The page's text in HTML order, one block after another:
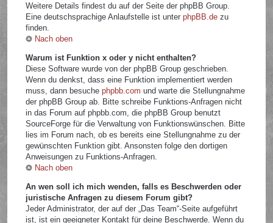
Weitere Details findest du auf der Seite der phpBB Group.
Eine deutschsprachige Anlaufstelle ist unterphpBB.de zu
finden.
Nach oben
Warum ist Funktion x oder y nicht enthalten?
Diese Software wurde von der phpBB Group geschrieben.
Wenn du denkst, dass eine Funktion implementiert werden
muss, dann besuchephpbb.com und warte die Stellungnahme
der phpBB Group ab. Bitte schreibe Funktions-Anfragen nicht
in das Forum auf phpbb.com, die phpBB Group benutzt
SourceForge für die Verwaltung von Funktionswünschen. Bitte
lies im Forum nach, ob es bereits eine Stellungnahme zu der
gewünschten Funktion gibt. Ansonsten folge den dortigen
Anweisungen zu Funktions-Anfragen.
Nach oben
An wen soll ich mich wenden, falls es Beschwerden oder
juristische Anfragen zu diesem Forum gibt?
Jeder Administrator, der auf der „Das Team“-Seite aufgeführt
ist, ist ein geeigneter Kontakt für deine Beschwerde. Wenn du